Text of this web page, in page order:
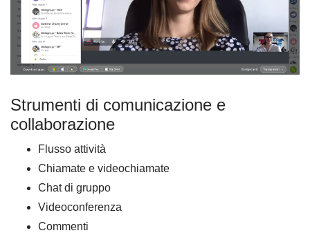
Strumenti di comunicazione e
collaborazione
Flusso attività
Chiamate e videochiamate
Chat di gruppo
Videoconferenza
Commenti